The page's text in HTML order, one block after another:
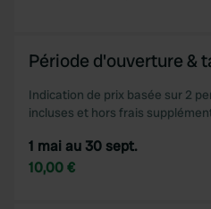
Période d'ouverture &
Indication de prix basée sur 2
incluses et hors frais
1 mai au 30 sept.
10,00 €